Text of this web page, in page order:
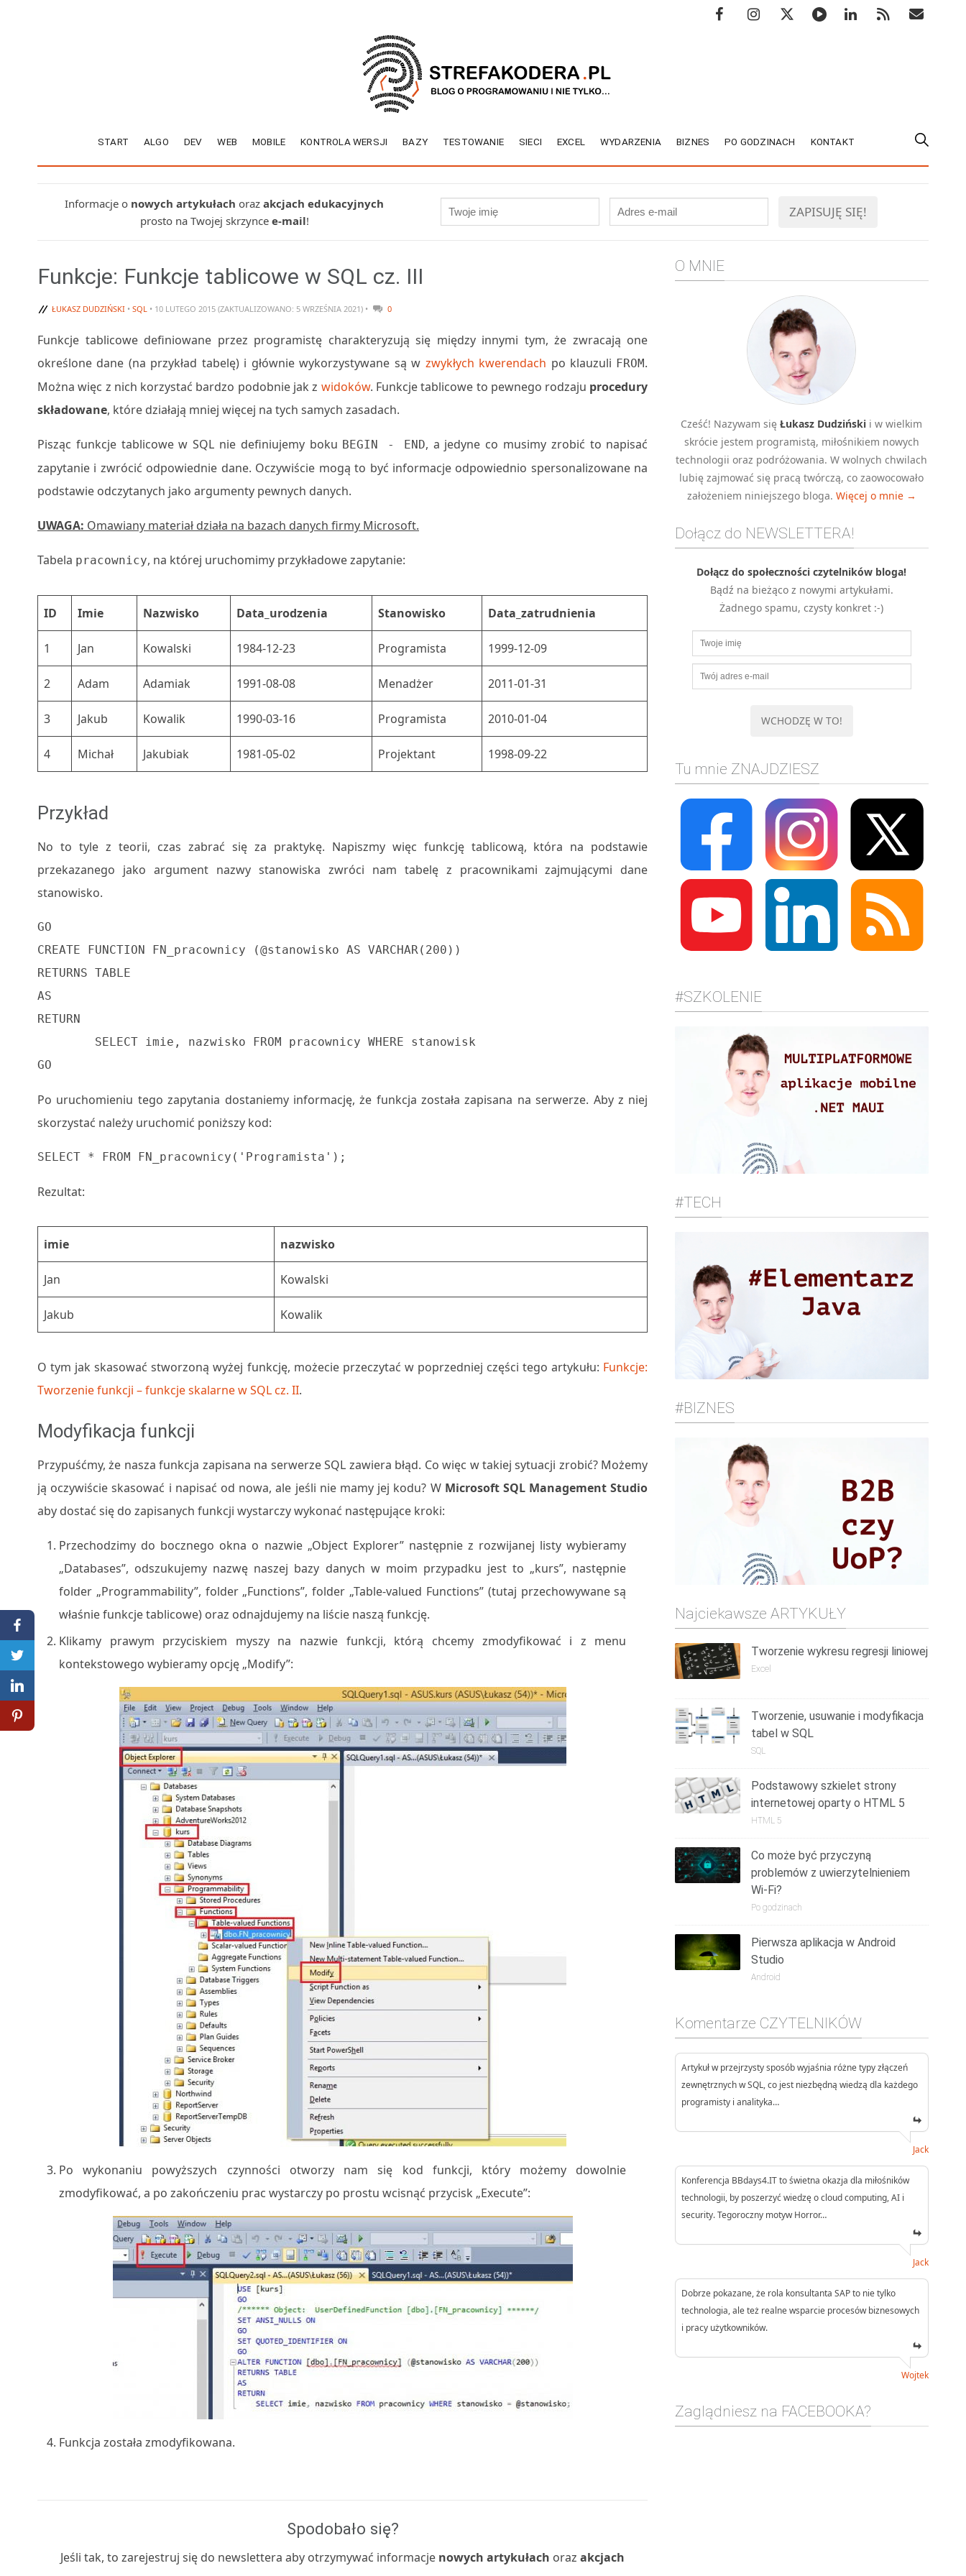
START ALGO DEV WEB MOBILE KONTROLA WERSJI BAZY TESTOWANIE SIECI EXCEL WYDARZENIA BIZNES PO GODZINACH KONTAKT
Informacje o nowych artykułach oraz akcjach edukacyjnych
prosto na Twojej skrzynce e-mail!
Funkcje: Funkcje tablicowe w SQL cz. III
ŁUKASZ DUDZIŃSKI • SQL • 10 LUTEGO 2015 (ZAKTUALIZOWANO: 5 WRZEŚNIA 2021) • 0
Funkcje tablicowe definiowane przez programistę charakteryzują się między innymi tym, że zwracają one
określone dane (na przykład tabelę) i głównie wykorzystywane są w zwykłych kwerendach po klauzuli FROM.
Można więc z nich korzystać bardzo podobnie jak z widoków. Funkcje tablicowe to pewnego rodzaju procedury
składowane, które działają mniej więcej na tych samych zasadach.
Pisząc funkcje tablicowe w SQL nie definiujemy boku BEGIN - END, a jedyne co musimy zrobić to napisać
zapytanie i zwrócić odpowiednie dane. Oczywiście mogą to być informacje odpowiednio spersonalizowane na
podstawie odczytanych jako argumenty pewnych danych.
UWAGA: Omawiany materiał działa na bazach danych firmy Microsoft.
Tabela pracownicy, na której uruchomimy przykładowe zapytanie:
ID Imie Nazwisko Data_urodzenia Stanowisko Data_zatrudnienia
1 Jan Kowalski 1984-12-23 Programista 1999-12-09
2 Adam Adamiak 1991-08-08 Menadżer 2011-01-31
3 Jakub Kowalik 1990-03-16 Programista 2010-01-04
4 Michał Jakubiak 1981-05-02 Projektant 1998-09-22
Przykład
No to tyle z teorii, czas zabrać się za praktykę. Napiszmy więc funkcję tablicową, która na podstawie
przekazanego jako argument nazwy stanowiska zwróci nam tabelę z pracownikami zajmującymi dane
stanowisko.
GO
CREATE FUNCTION FN_pracownicy (@stanowisko AS VARCHAR(200))
RETURNS TABLE
AS
RETURN
GO
Po uruchomieniu tego zapytania dostaniemy informację, że funkcja została zapisana na serwerze. Aby z niej
skorzystać należy uruchomić poniższy kod:
SELECT * FROM FN_pracownicy('Programista');
Rezultat:
imie nazwisko
Jan Kowalski
Jakub Kowalik
O tym jak skasować stworzoną wyżej funkcję, możecie przeczytać w poprzedniej części tego artykułu: Funkcje:
Tworzenie funkcji – funkcje skalarne w SQL cz. II.
Modyfikacja funkcji
Przypuśćmy, że nasza funkcja zapisana na serwerze SQL zawiera błąd. Co więc w takiej sytuacji zrobić? Możemy
ją oczywiście skasować i napisać od nowa, ale jeśli nie mamy jej kodu? W Microsoft SQL Management Studio
aby dostać się do zapisanych funkcji wystarczy wykonać następujące kroki:
Przechodzimy do bocznego okna o nazwie „Object Explorer” następnie z rozwijanej listy wybieramy
„Databases”, odszukujemy nazwę naszej bazy danych w moim przypadku jest to „kurs”, następnie
folder „Programmability”, folder „Functions”, folder „Table-valued Functions” (tutaj przechowywane są
właśnie funkcje tablicowe) oraz odnajdujemy na liście naszą funkcję.
Klikamy prawym przyciskiem myszy na nazwie funkcji, którą chcemy zmodyfikować i z menu
kontekstowego wybieramy opcję „Modify”:
Po wykonaniu powyższych czynności otworzy nam się kod funkcji, który możemy dowolnie
zmodyfikować, a po zakończeniu prac wystarczy po prostu wcisnąć przycisk „Execute”:
Funkcja została zmodyfikowana.
Spodobało się?
Jeśli tak, to zarejestruj się do newslettera aby otrzymywać informacje nowych artykułach orazakcjach
O MNIE
Cześć! Nazywam sięŁukasz Dudziński i w wielkim
skrócie jestem programistą, miłośnikiem nowych
technologii oraz podróżowania. W wolnych chwilach
lubię zajmować się pracą twórczą, co zaowocowało
założeniem niniejszego bloga. Więcej o mnie →
Dołącz do NEWSLETTERA!
Dołącz do społeczności czytelników bloga!
Bądź na bieżąco z nowymi artykułami.
Żadnego spamu, czysty konkret :-)
Tu mnie ZNAJDZIESZ
#SZKOLENIE
#TECH
#BIZNES
Najciekawsze ARTYKUŁY
Tworzenie wykresu regresji liniowej
Excel
Tworzenie, usuwanie i modyfikacja
tabel w SQL
SQL
Podstawowy szkielet strony
internetowej oparty o HTML 5
HTML 5
Co może być przyczyną
problemów z uwierzytelnieniem
Wi-Fi?
Po godzinach
Pierwsza aplikacja w Android
Studio
Android
Komentarze CZYTELNIKÓW
Artykuł w przejrzysty sposób wyjaśnia różne typy złączeń
zewnętrznych w SQL, co jest niezbędną wiedzą dla każdego
programisty i analityka…
Jack
Konferencja BBdays4.IT to świetna okazja dla miłośników
technologii, by poszerzyć wiedzę o cloud computing, AI i
security. Tegoroczny motyw Horror…
Jack
Dobrze pokazane, że rola konsultanta SAP to nie tylko
technologia, ale też realne wsparcie procesów biznesowych
i pracy użytkowników.
Wojtek
Zaglądniesz na FACEBOOKA?